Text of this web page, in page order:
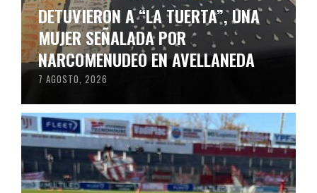
DETUVIERON A “LA TUERTA”, UNA
MUJER SEÑALADA POR
NARCOMENUDEO EN AVELLANEDA
7 AGOSTO, 2026